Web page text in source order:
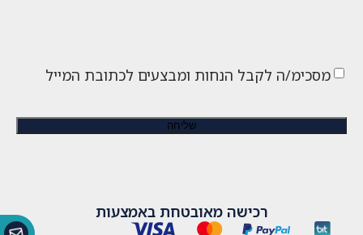
מסכימ/ה לקבל הנחות ומבצעים לכתובת המייל
רכישה מאובטחת באמצעות